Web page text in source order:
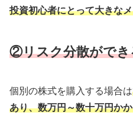
投資初心者にとって大きな
②リスク分散ができ
個別の株式を購入する場合は
あり、数万円～数十万円か